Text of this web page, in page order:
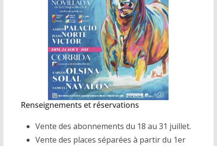
Renseignements et réservations
Vente des abonnements du 18 au 31 juillet.
Vente des places séparées à partir du 1er